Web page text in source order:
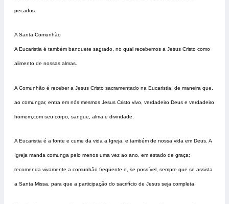
pecados.
A Santa Comunhão
A Eucaristia é também banquete sagrado, no qual recebemos a Jesus Cristo como
alimento de nossas almas.
A Comunhão é receber a Jesus Cristo sacramentado na Eucaristia; de maneira que,
ao comungar, entra em nós mesmos Jesus Cristo vivo, verdadeiro Deus e verdadeiro
homem,com seu corpo, sangue, alma e divindade.
A Eucaristia é a fonte e cume da vida a Igreja, e também de nossa vida em Deus. A
Igreja manda comunga pelo menos uma vez ao ano, em estado de graça;
recomenda vivamente a comunhão freqüente e, se possível, sempre que se assista
a Santa Missa, para que a participação do sacrifício de Jesus seja completa.